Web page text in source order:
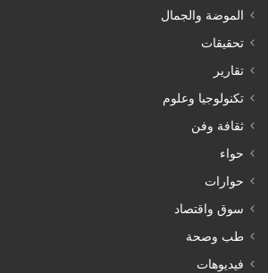
الموضة والجمال
تحقيقات
تقارير
تكنولوجيا وعلوم
ثقافة وفن
حواء
حوارات
سوق واقتصاد
طب وصحة
فيديوهات